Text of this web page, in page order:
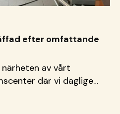
efter omfattande
av vårt
där vi dagligen
familjer.